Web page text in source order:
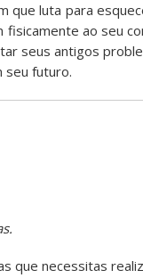
que luta para
ao seu
seus antigos
seu futuro.
que necessitas